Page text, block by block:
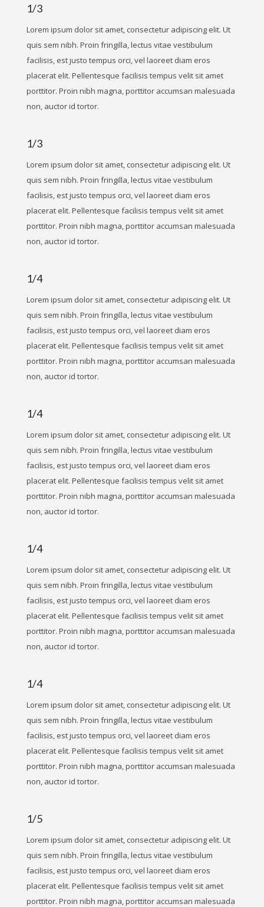
1/3
Lorem ipsum dolor sit amet, consectetur adipiscing elit. Ut
quis sem nibh. Proin fringilla, lectus vitae vestibulum
facilisis, est justo tempus orci, vel laoreet diam eros
placerat elit. Pellentesque facilisis tempus velit sit amet
porttitor. Proin nibh magna, porttitor accumsan malesuada
non, auctor id tortor.
1/3
Lorem ipsum dolor sit amet, consectetur adipiscing elit. Ut
quis sem nibh. Proin fringilla, lectus vitae vestibulum
facilisis, est justo tempus orci, vel laoreet diam eros
placerat elit. Pellentesque facilisis tempus velit sit amet
porttitor. Proin nibh magna, porttitor accumsan malesuada
non, auctor id tortor.
1/4
Lorem ipsum dolor sit amet, consectetur adipiscing elit. Ut
quis sem nibh. Proin fringilla, lectus vitae vestibulum
facilisis, est justo tempus orci, vel laoreet diam eros
placerat elit. Pellentesque facilisis tempus velit sit amet
porttitor. Proin nibh magna, porttitor accumsan malesuada
non, auctor id tortor.
1/4
Lorem ipsum dolor sit amet, consectetur adipiscing elit. Ut
quis sem nibh. Proin fringilla, lectus vitae vestibulum
facilisis, est justo tempus orci, vel laoreet diam eros
placerat elit. Pellentesque facilisis tempus velit sit amet
porttitor. Proin nibh magna, porttitor accumsan malesuada
non, auctor id tortor.
1/4
Lorem ipsum dolor sit amet, consectetur adipiscing elit. Ut
quis sem nibh. Proin fringilla, lectus vitae vestibulum
facilisis, est justo tempus orci, vel laoreet diam eros
placerat elit. Pellentesque facilisis tempus velit sit amet
porttitor. Proin nibh magna, porttitor accumsan malesuada
non, auctor id tortor.
1/4
Lorem ipsum dolor sit amet, consectetur adipiscing elit. Ut
quis sem nibh. Proin fringilla, lectus vitae vestibulum
facilisis, est justo tempus orci, vel laoreet diam eros
placerat elit. Pellentesque facilisis tempus velit sit amet
porttitor. Proin nibh magna, porttitor accumsan malesuada
non, auctor id tortor.
1/5
Lorem ipsum dolor sit amet, consectetur adipiscing elit. Ut
quis sem nibh. Proin fringilla, lectus vitae vestibulum
facilisis, est justo tempus orci, vel laoreet diam eros
placerat elit. Pellentesque facilisis tempus velit sit amet
porttitor. Proin nibh magna, porttitor accumsan malesuada